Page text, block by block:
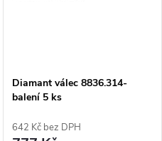
Diamant válec 8836.314-
balení 5 ks
642 Kč bez DPH